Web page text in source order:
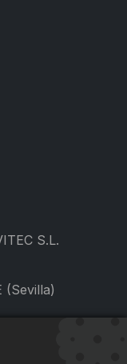
S.L.
(Sevilla)